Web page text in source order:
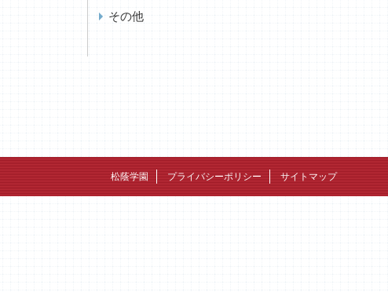
その他
松蔭学園 プライバシーポリシー サイトマップ